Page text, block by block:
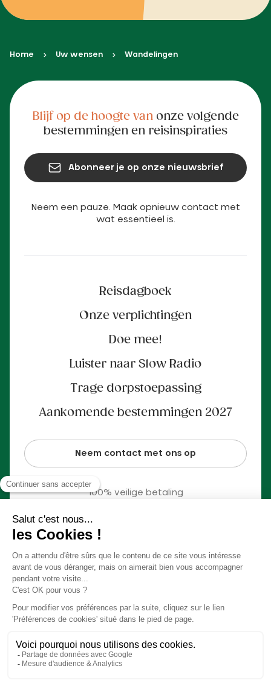
Home Uw wensen Wandelingen
Neem een pauze. Maak opnieuw contact met
wat essentieel is.
Reisdagboek
Onze verplichtingen
Doe mee!
Luister naar Slow Radio
Trage dorpstoepassing
Aankomende bestemmingen 2027
Neem contact met ons op
100% veilige betaling
Blijf op de hoogte vanonze volgende
bestemmingen en reisinspiraties
Abonneer je op onze nieuwsbrief
© Slow Village 2026
Voorkeuren Cookies
Ons concept in video
Algemene verkoopvoorwaarden